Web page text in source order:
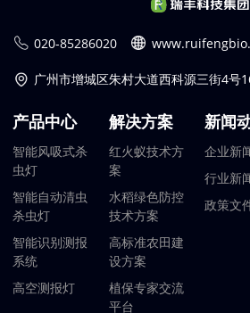
020-85286020
广州市增城区朱村大道西科源三街4号
产品中心
智能风吸式杀
虫灯
智能自动清虫
杀虫灯
智能识别测报
系统
高空测报灯
解决方案
红火蚁技术方
案
水稻绿色防控
技术方案
高标准农田建
设方案
植保专家交流
平台
新闻
企业新
行业新
政策文